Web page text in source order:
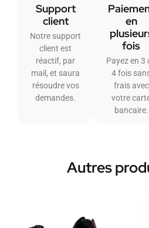
Support
client
Notre support
client est
réactif, par
mail, et saura
résoudre vos
demandes.
en
fois
Payez en 3
4 fois
frais avec
votre
bancaire.
Autres